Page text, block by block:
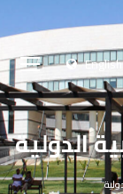
English
الدولية